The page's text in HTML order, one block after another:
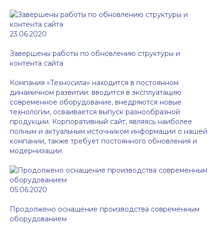
23.06.2020
Завершены работы по обновлению структуры и
контента сайта
Компания «Техносила» находится в постоянном
динамичном развитии: вводится в эксплуатацию
современное оборудование, внедряются новые
технологии, осваивается выпуск разнообразной
продукции. Корпоративный сайт, являясь наиболее
полным и актуальным источником информации о нашей
компании, также требует постоянного обновления и
модернизации.
05.06.2020
Продолжено оснащение производства современным
оборудованием